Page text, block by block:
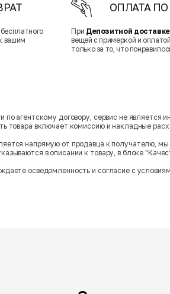
вашим
ОПЛАТА
При Депозитной доставке
вещей с примеркой и
только за то, что
по агентскому договору, сервис не
товара включает комиссию и накладные
напрямую от продавца к получателю,
в описании к товару, в блоке
осведомленность и согласие с